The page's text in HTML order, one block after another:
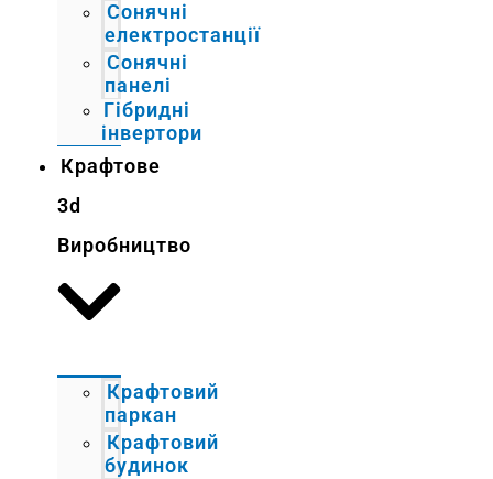
Сонячні
електростанції
Сонячні
панелі
Гібридні
інвертори
Крафтове
3d
Виробництво
Крафтовий
паркан
Крафтовий
будинок